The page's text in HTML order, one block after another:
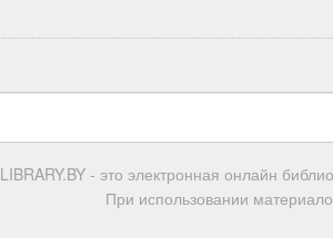
LIBRARY.BY - это электронная онлайн
При использовании